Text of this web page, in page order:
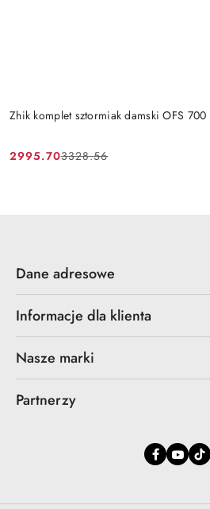
Zhik komplet sztormiak damski OFS
Cena
2995.70
Cena
3328.56
Dane adresowe
Informacje dla klienta
Nasze marki
Partnerzy